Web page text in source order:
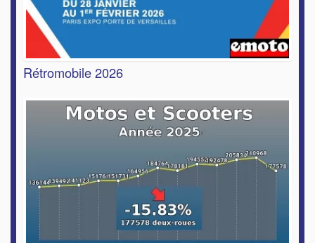
Rétromobile 2026